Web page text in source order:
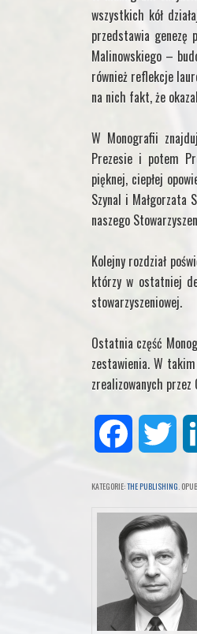
wszystkich kół
przedstawia genezę
Malinowskiego –
również reflekcje
na nich fakt, że
W Monografii
Prezesie i potem
pięknej, ciepłej
Szynal i Małgorzata
naszego
Kolejny rozdział
którzy w ostatniej
stowarzyszeniowej.
Ostatnia część
zestawienia. W
zrealizowanych przez
c
e
b
o
i
t
t
e
KATEGORIE:THE PUBLISHING.